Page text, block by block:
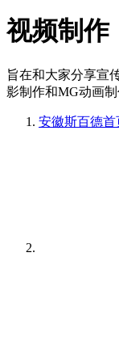
视频制作
旨在和大家分享宣
影制作和MG动画
安徽斯百德首